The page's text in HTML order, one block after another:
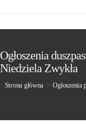
Ogłoszenia
Niedziela Zwykła
Strona główna >Ogłoszenia